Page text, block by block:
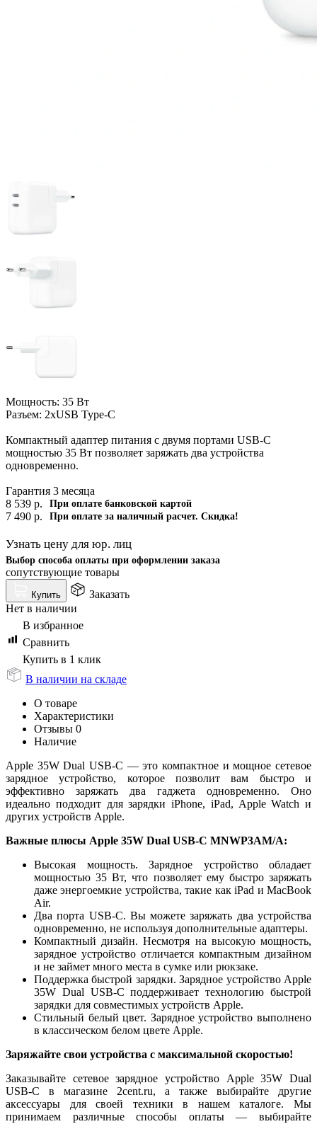
Мощность: 35 Вт
Разъем: 2xUSB Type-C
Компактный адаптер питания с двумя портами USB-C
мощностью 35 Вт позволяет заряжать два устройства
одновременно.
Гарантия 3 месяца
8 539 р. При оплате банковской картой
7 490 р. При оплате за наличный расчет. Скидка!
Узнать цену для юр. лиц
Выбор способа оплаты при оформлении заказа
сопутствующие товары
Купить
Заказать
Нет в наличии
В избранное
Сравнить
Купить в 1 клик
В наличии на складе
О товаре
Характеристики
Отзывы 0
Наличие
Apple 35W Dual USB-C — это компактное и мощное сетевое
зарядное устройство, которое позволит вам быстро и
эффективно заряжать два гаджета одновременно. Оно
идеально подходит для зарядки iPhone, iPad, Apple Watch и
других устройств Apple.
Важные плюсы Apple 35W Dual USB-C MNWP3AM/A:
Высокая мощность. Зарядное устройство обладает
мощностью 35 Вт, что позволяет ему быстро заряжать
даже энергоемкие устройства, такие как iPad и MacBook
Air.
Два порта USB-C. Вы можете заряжать два устройства
одновременно, не используя дополнительные адаптеры.
Компактный дизайн. Несмотря на высокую мощность,
зарядное устройство отличается компактным дизайном
и не займет много места в сумке или рюкзаке.
Поддержка быстрой зарядки. Зарядное устройство Apple
35W Dual USB-C поддерживает технологию быстрой
зарядки для совместимых устройств Apple.
Стильный белый цвет. Зарядное устройство выполнено
в классическом белом цвете Apple.
Заряжайте свои устройства с максимальной скоростью!
Заказывайте сетевое зарядное устройство Apple 35W Dual
USB-C в магазине 2cent.ru, а также выбирайте другие
аксессуары для своей техники в нашем каталоге. Мы
принимаем различные способы оплаты — выбирайте